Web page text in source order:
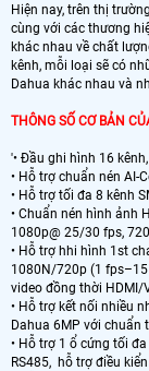
Hiện nay, trên thị
cùng với các thương
khác nhau về chất
kênh, mỗi loại sẽ có
Dahua khác nhau và
THÔNG SỐ CƠ BẢN
'• Đầu ghi hình 16
• Hỗ trợ chuẩn nén AI-
• Hỗ trợ tối đa 8 kênh
• Chuẩn nén hình ảnh
1080p@ 25/30 fps,
• Hỗ trợ hhi hình 1st
1080N/720p (1
video đồng thời HDMI/
• Hỗ trợ kết nối nhiều
Dahua 6MP với chuẩn
• Hỗ trợ 1 ổ cứng tối
RS485, hỗ trợ điều